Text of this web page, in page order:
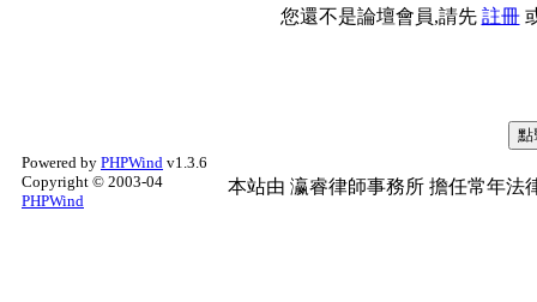
您還不是論壇會員,請先 註冊
Powered by PHPWind v1.3.6
Copyright © 2003-04
PHPWind
本站由 瀛睿律師事務所 擔任常年法